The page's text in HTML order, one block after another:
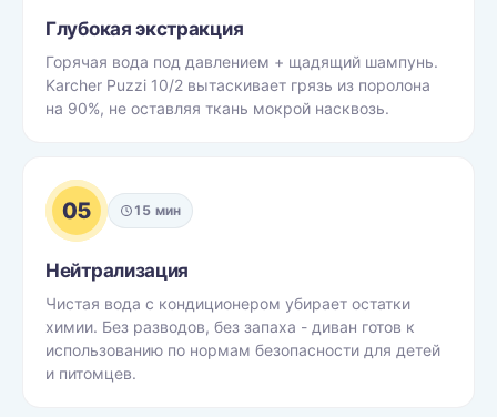
Глубокая экстракция
Горячая вода под давлением + щадящий шампунь.
Karcher Puzzi 10/2 вытаскивает грязь из поролона
на 90%, не оставляя ткань мокрой насквозь.
05 15 мин
Нейтрализация
Чистая вода с кондиционером убирает остатки
химии. Без разводов, без запаха - диван готов к
использованию по нормам безопасности для детей
и питомцев.